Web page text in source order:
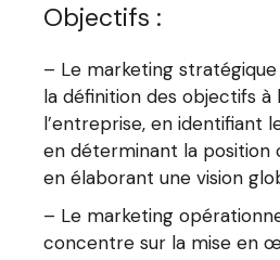
Objectifs :
– Le marketing
la définition des objectifs
l’entreprise, en identifiant
en déterminant la position
en élaborant une vision
– Le marketing
concentre sur la mise en